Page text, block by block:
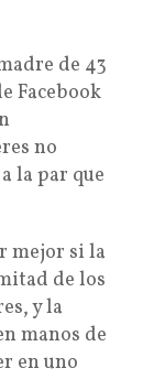
de 43
Facebook
no
la par que
mejor si la
de los
y la
manos de
en uno